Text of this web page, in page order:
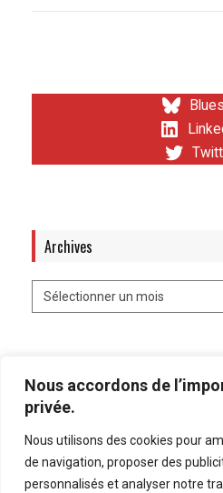
Nous accordons de
privée.
Nous utilisons des cookies pour
de navigation, proposer des
personnalisés et analyser notre
Archives
Mentions légales Politique de